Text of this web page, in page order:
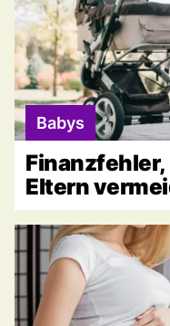
Babys
Finanzfehler,
Eltern